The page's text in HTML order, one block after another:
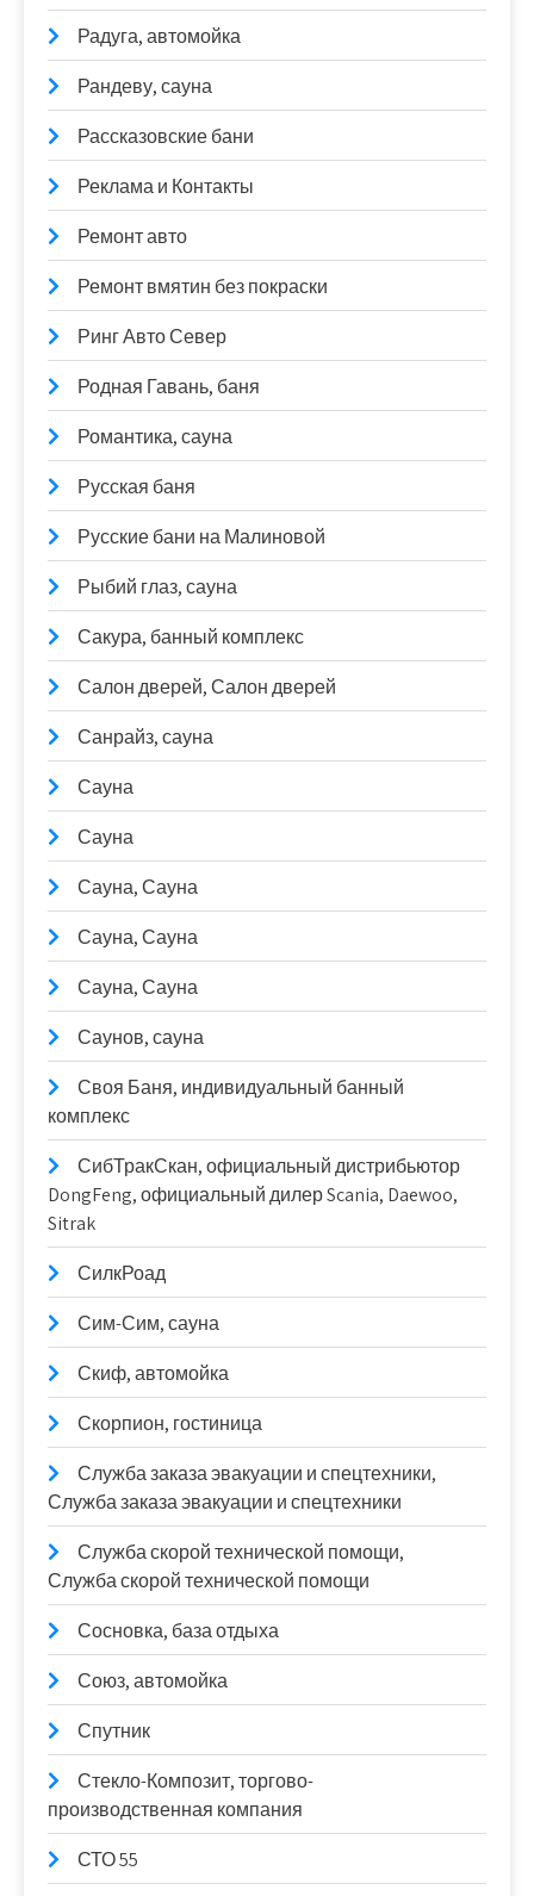
Радуга, автомойка
Рандеву, сауна
Рассказовские бани
Реклама и Контакты
Ремонт авто
Ремонт вмятин без покраски
Ринг Авто Север
Родная Гавань, баня
Романтика, сауна
Русская баня
Русские бани на Малиновой
Рыбий глаз, сауна
Сакура, банный комплекс
Салон дверей, Салон дверей
Санрайз, сауна
Сауна
Сауна
Сауна, Сауна
Сауна, Сауна
Сауна, Сауна
Саунов, сауна
Своя Баня, индивидуальный банный
комплекс
СибТракСкан, официальный дистрибьютор
DongFeng, официальный дилер Scania, Daewoo,
Sitrak
СилкРоад
Сим-Сим, сауна
Скиф, автомойка
Скорпион, гостиница
Служба заказа эвакуации и спецтехники,
Служба заказа эвакуации и спецтехники
Служба скорой технической помощи,
Служба скорой технической помощи
Сосновка, база отдыха
Союз, автомойка
Спутник
Стекло-Композит, торгово-
производственная компания
СТО 55